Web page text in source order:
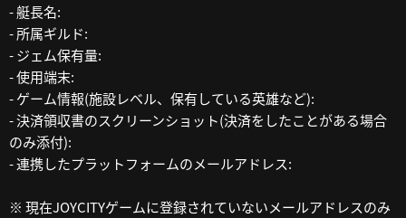
- 艇長名:
- 所属ギルド:
- ジェム保有量:
- 使用端末:
- ゲーム情報(施設レベル、保有している英雄など):
- 決済領収書のスクリーンショット(決済をしたことがある場合
のみ添付):
- 連携したプラットフォームのメールアドレス:
※ 現在JOYCITYゲームに登録されていないメールアドレスのみ